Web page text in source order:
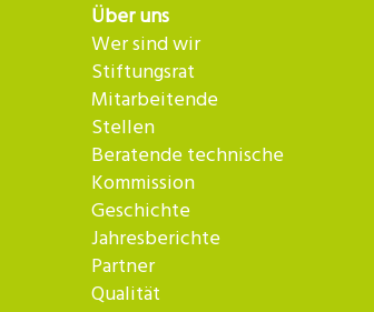
Über uns
Wer sind wir
Stiftungsrat
Mitarbeitende
Stellen
Beratende technische
Kommission
Geschichte
Jahresberichte
Partner
Qualität